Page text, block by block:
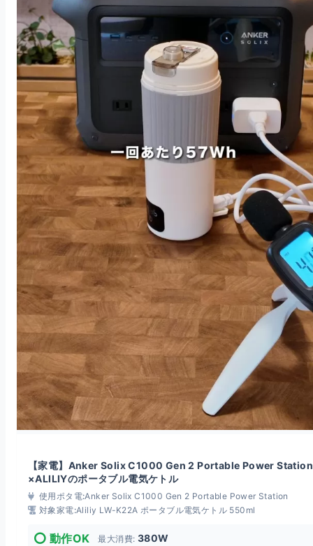
【家電】Anker Solix C1000 Gen 2 Portable Power Station
×ALILIYのポータブル電気ケトル
使用ポタ電:Anker Solix C1000 Gen 2 Portable Power Station
対象家電:Aliliy LW-K22A ポータブル電気ケトル 550ml
⭕️ 動作OK 最大消費: 380W